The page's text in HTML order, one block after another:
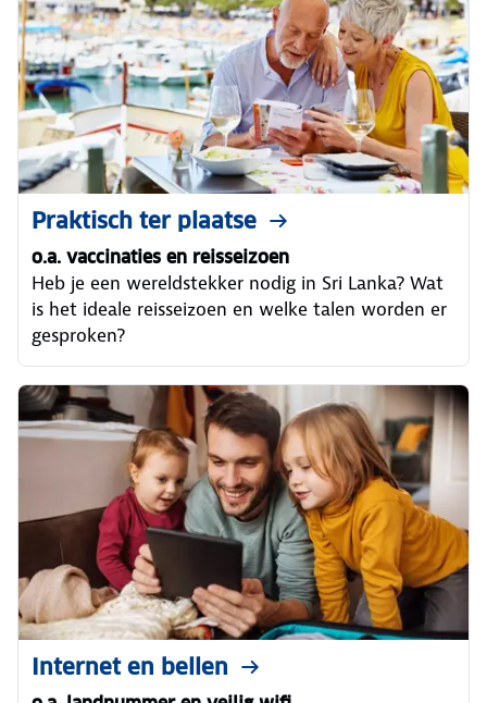
Praktisch ter plaatse
o.a. vaccinaties en reisseizoen
Heb je een wereldstekker nodig in Sri Lanka? Wat
is het ideale reisseizoen en welke talen worden er
gesproken?
Internet en bellen